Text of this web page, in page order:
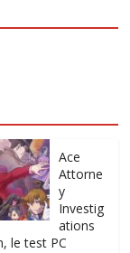
Ace
Attorne
y
Investig
ations
le test PC